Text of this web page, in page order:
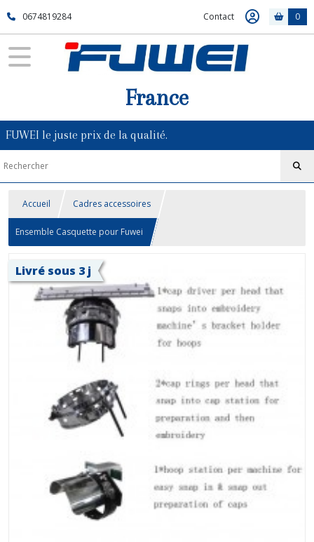
0674819284 Contact 0
France
FUWEI le juste prix de la qualité.
Accueil Cadres accessoires
Ensemble Casquette pour Fuwei
Livré sous 3 j